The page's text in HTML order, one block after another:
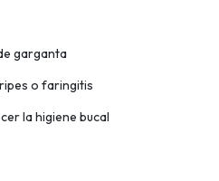
garganta
o faringitis
la higiene bucal